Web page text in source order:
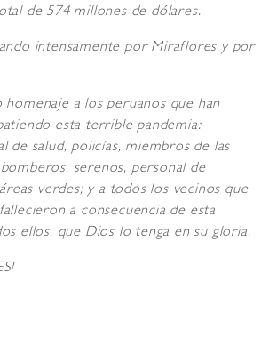
de 574 millones de dólares.
intensamente por Miraflores y por
homenaje a los peruanos que han
esta terrible pandemia:
de salud, policías, miembros de las
serenos, personal de
verdes; y a todos los vecinos que
a consecuencia de esta
ellos, que Dios lo tenga en su gloria.